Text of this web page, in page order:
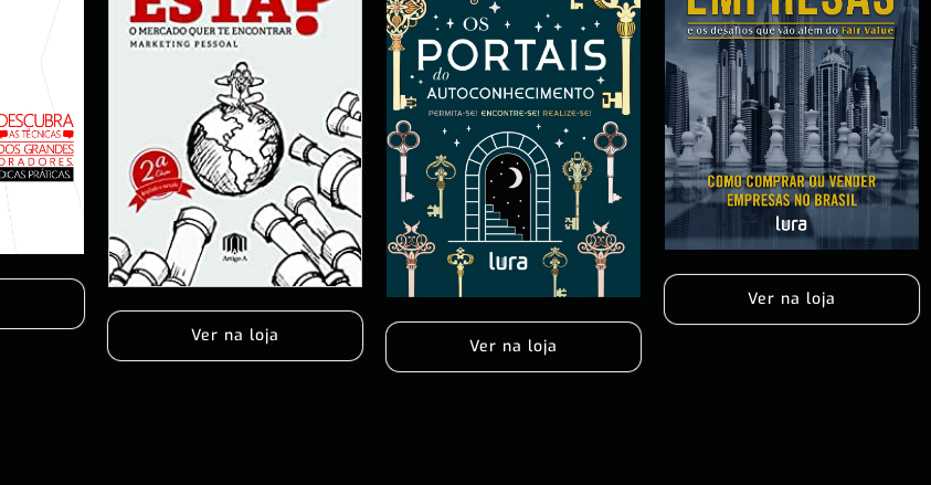
Ver na loja
Ver na loja
Ver na loja